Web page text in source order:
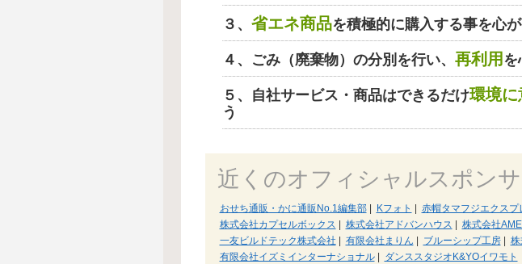
３、 省エネ商品を積極的に購入する事を心
４、ごみ（廃棄物）の分別を行い、 再利用 を
５、自社サービス・商品はできるだけ環境に
う
近くのオフィシャルスポン
おせち通販・かに通販No.1編集部| Kフォト 赤帽タマフジエクスプ
株式会社カプセルボックス
株式会社アドバンハウス 株式会社
一友ビルドテック株式会社
有限会社まりん ブルーシップ工房|
有限会社イズミインターナショナル| ダンススタジオK&YOイワモト